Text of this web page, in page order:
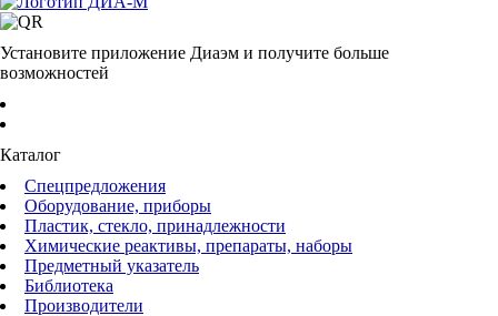
Установите приложение Диаэм и получите больше
возможностей
Каталог
Спецпредложения
Оборудование, приборы
Пластик, стекло, принадлежности
Химические реактивы, препараты, наборы
Предметный указатель
Библиотека
Производители